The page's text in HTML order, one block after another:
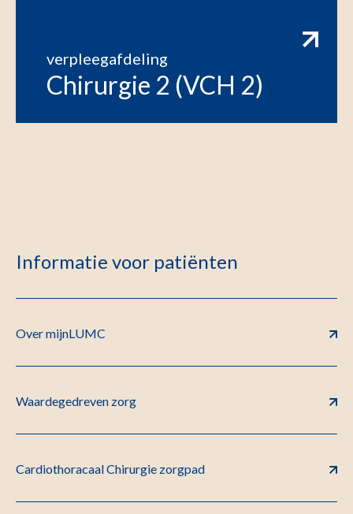
verpleegafdeling
Chirurgie 2 (VCH 2)
Informatie voor patiënten
Over mijnLUMC
Waardegedreven zorg
Cardiothoracaal Chirurgie zorgpad